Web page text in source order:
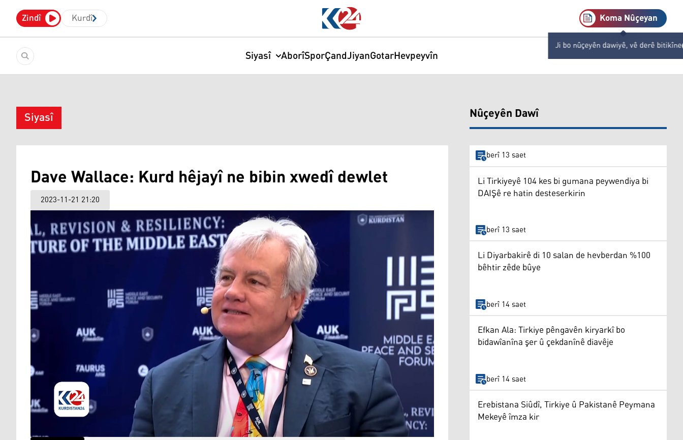
Zindî Kurdî Koma Nûçeyan
Ji bo nûçeyên dawiyê, vê derê bitikîne
Siyasî AborîSporÇandJiyanGotarHevpeyvîn
Siyasî
Dave Wallace: Kurd hêjayî ne bibin xwedî dewlet
2023-11-21 21:20
Nûçeyên Dawî
berî 13 saet
Li Tirkiyeyê 104 kes bi gumana peywendiya bi
DAIŞê re hatin desteserkirin
berî 13 saet
Li Diyarbakirê di 10 salan de hevberdan %100
bêhtir zêde bûye
berî 14 saet
Efkan Ala: Tirkiye pêngavên kiryarkî bo
bidawîanîna şer û çekdanînê diavêje
berî 14 saet
Erebistana Siûdî, Tirkiye û Pakistanê Peymana
Mekeyê îmza kir